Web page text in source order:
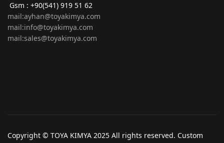
Gsm : +90(541) 919 51 62
mail:ayhan@toyakimya.com
mail:info@toyakimya.com
mail:sales@toyakimya.com
Copyright © TOYA KIMYA 2025 All rights reserved. Custom